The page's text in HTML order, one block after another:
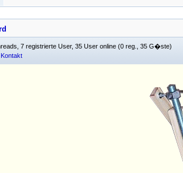
7 registrierte User, 35 User online (0 reg., 35 G�ste)
Kontakt